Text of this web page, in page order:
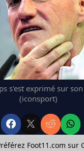
s'est exprimé sur
(iconsport)
Foot11.com sur